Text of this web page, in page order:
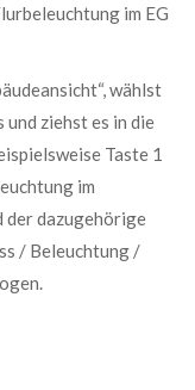
im EG
wählst
ziehst es in die
Taste 1
im
der dazugehörige
/ Beleuchtung /